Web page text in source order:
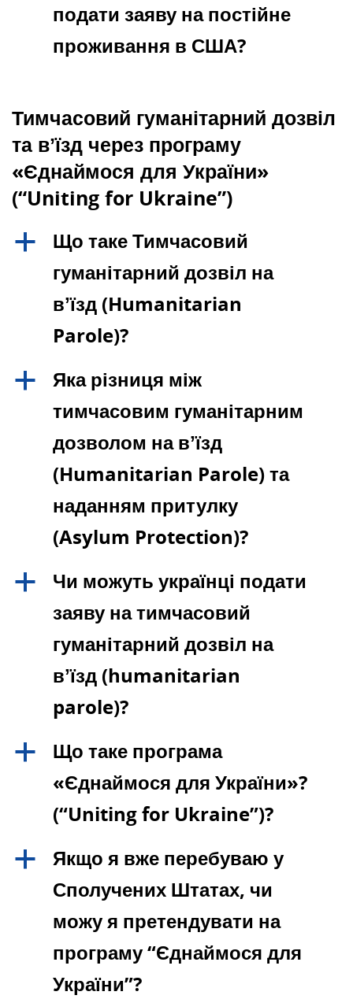
подати заяву на постійне
проживання в США?
Тимчасовий гуманітарний дозвіл
та вʼїзд через програму
«Єднаймося для України»
(“Uniting for Ukraine”)
a
Що таке Тимчасовий
гуманітарний дозвіл на
вʼїзд (Humanitarian
Parole)?
a
Яка різниця між
тимчасовим гуманітарним
дозволом на вʼїзд
(Humanitarian Parole) та
наданням притулку
(Asylum Protection)?
a
Чи можуть українці подати
заяву на тимчасовий
гуманітарний дозвіл на
вʼїзд (humanitarian
parole)?
a
Що таке програма
«Єднаймося для України»?
(“Uniting for Ukraine”)?
a
Якщо я вже перебуваю у
Сполучених Штатах, чи
можу я претендувати на
програму “Єднаймося для
України”?